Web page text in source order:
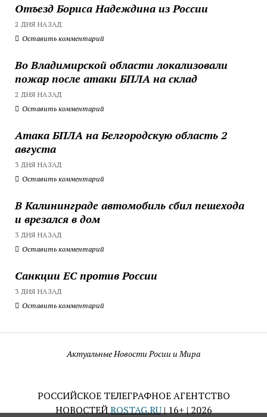
Отъезд Бориса Надеждина из России
2 ДНЯ НАЗАД
Оставить комментарий
Во Владимирской области локализовали
пожар после атаки БПЛА на склад
2 ДНЯ НАЗАД
Оставить комментарий
Атака БПЛА на Белгородскую область 2
августа
3 ДНЯ НАЗАД
Оставить комментарий
В Калининграде автомобиль сбил пешехода
и врезался в дом
3 ДНЯ НАЗАД
Оставить комментарий
Санкции ЕС против России
3 ДНЯ НАЗАД
Оставить комментарий
Актуальные Новости Росии и Мира
РОССИЙСКОЕ ТЕЛЕГРАФНОЕ АГЕНТСТВО
НОВОСТЕЙROSTAG.RU| 16+ | 2026